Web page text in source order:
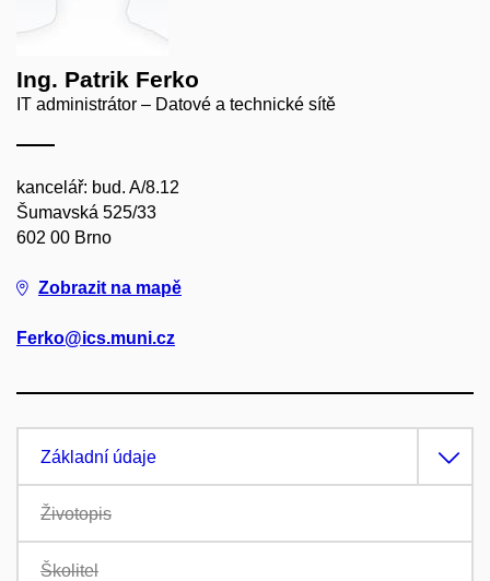
Ing. Patrik Ferko
IT administrátor – Datové a technické sítě
kancelář: bud. A/8.12
Šumavská 525/33
602 00 Brno
Zobrazit na mapě
Ferko@ics.muni.cz
Základní údaje
Životopis
Školitel